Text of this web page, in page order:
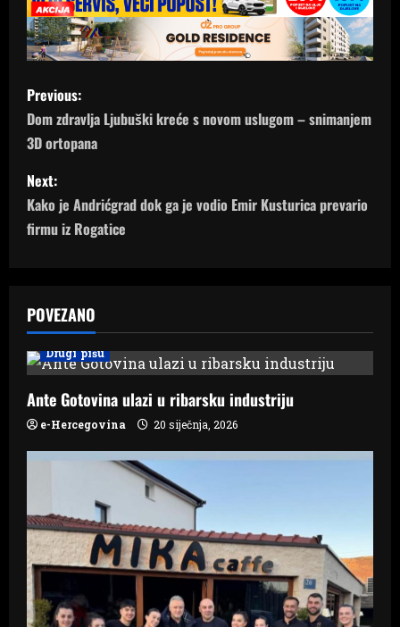
P
o
s
t
n
v
i
g
a
t
o
n
Previous:
Dom zdravlja Ljubuški kreće s novom uslugom – snimanjem
3D ortopana
Next:
Kako je Andrićgrad dok ga je vodio Emir Kusturica prevario
firmu iz Rogatice
POVEZANO
Drugi pišu
Ante Gotovina ulazi u ribarsku industriju
e-Hercegovina 20 siječnja, 2026